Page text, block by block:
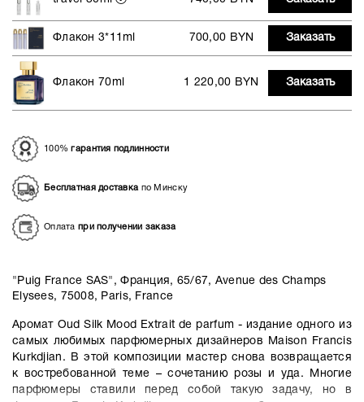
Флакон 3*11ml 700,00 BYN Заказать
Флакон 70ml 1 220,00 BYN Заказать
100%гарантия подлинности
Бесплатная доставкапо Минску
Оплата при получении заказа
"Puig France SAS", Франция, 65/67, Avenue des Champs
Elysees, 75008, Paris, France
Аромат Oud Silk Mood Extrait de parfum - издание одного из
самых любимых парфюмерных дизайнеров Maison Francis
Kurkdjian. В этой композиции мастер снова возвращается
к востребованной теме – сочетанию розы и уда. Многие
парфюмеры ставили перед собой такую задачу, но в